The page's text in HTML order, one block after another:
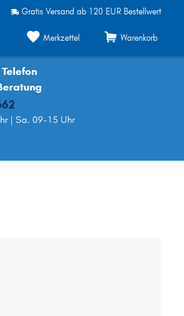
Gratis Versand ab 120 EUR Bestellwert
Merkzettel Warenkorb
| Sa. 09-15 Uhr